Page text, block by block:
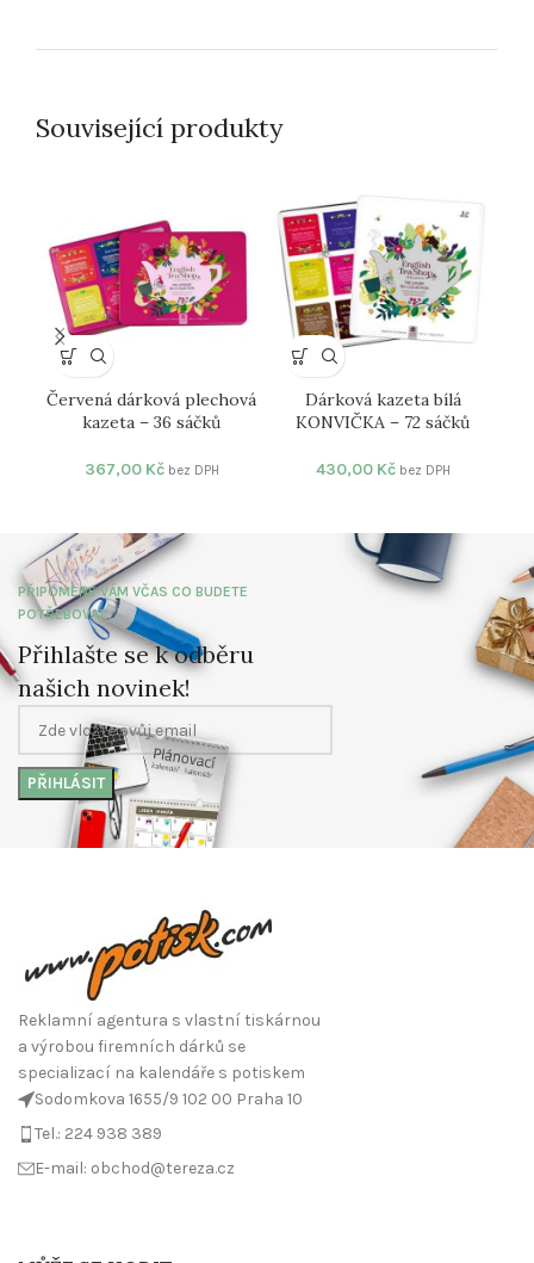
Související produkty
Červená dárková plechová
kazeta – 36 sáčků
367,00 Kč bez DPH
Dárková kazeta bílá
KONVIČKA – 72 sáčků
430,00 Kč bez DPH
PŘIPOMENE VÁM VČAS CO BUDETE
POTŘEBOVAT
Přihlašte se k odběru
našich novinek!
Reklamní agentura s vlastní tiskárnou
a výrobou firemních dárků se
specializací na kalendáře s potiskem
Sodomkova 1655/9 102 00 Praha 10
Tel.: 224 938 389
E-mail: obchod@tereza.cz